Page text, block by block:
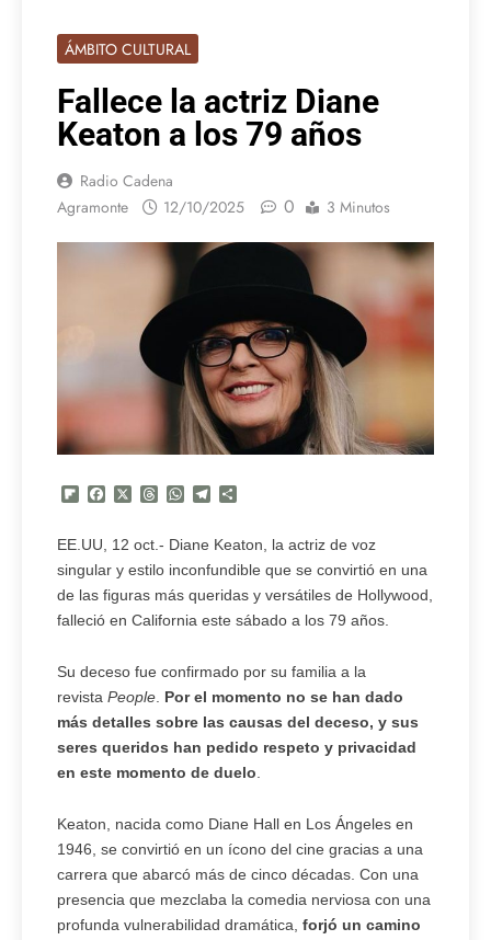
ÁMBITO CULTURAL
Fallece la actriz Diane
Keaton a los 79 años
Radio Cadena
Agramonte
12/10/2025 0 3 Minutos
Flipboard
Facebook
X Threads
WhatsApp
Telegram
EE.UU, 12 oct.- Diane Keaton, la actriz de voz
singular y estilo inconfundible que se convirtió en una
de las figuras más queridas y versátiles de Hollywood,
falleció en California este sábado a los 79 años.
Su deceso fue confirmado por su familia a la
revista People. Por el momento no se han dado
más detalles sobre las causas del deceso, y sus
seres queridos han pedido respeto y privacidad
en este momento de duelo.
Keaton, nacida como Diane Hall en Los Ángeles en
1946, se convirtió en un ícono del cine gracias a una
carrera que abarcó más de cinco décadas. Con una
presencia que mezclaba la comedia nerviosa con una
profunda vulnerabilidad dramática, forjó un camino